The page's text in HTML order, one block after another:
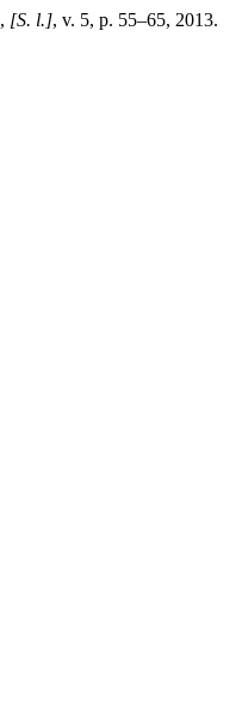
, [S. l.], v. 5, p. 55–65, 2013.